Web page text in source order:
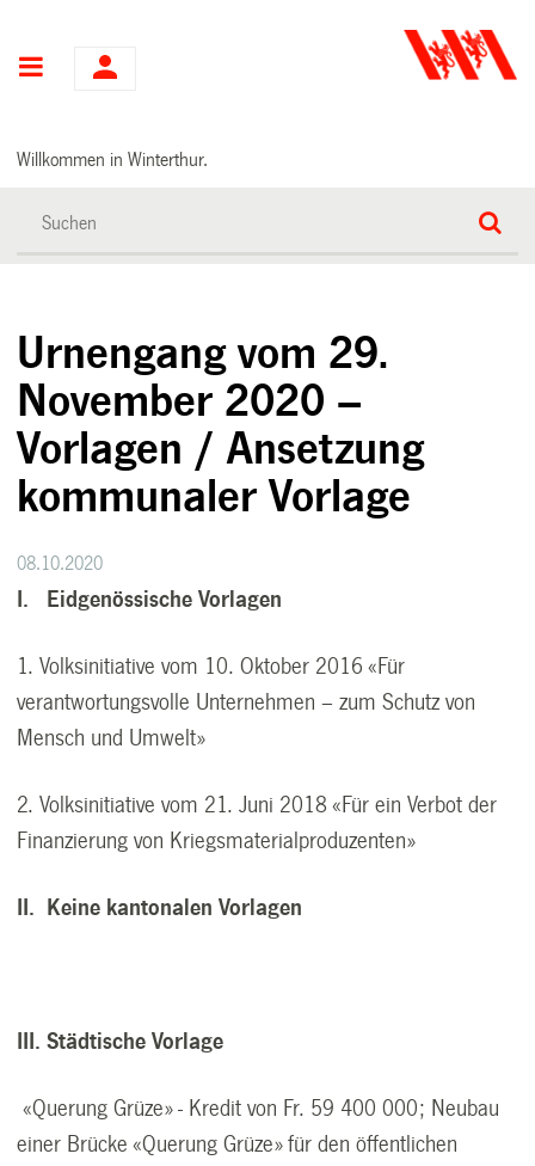
Hauptnavigation
Willkommen in Winterthur.
Urnengang vom 29.
November 2020 –
Vorlagen / Ansetzung
kommunaler Vorlage
08.10.2020
I. Eidgenössische Vorlagen
1. Volksinitiative vom 10. Oktober 2016 «Für
verantwortungsvolle Unternehmen – zum Schutz von
Mensch und Umwelt»
2. Volksinitiative vom 21. Juni 2018 «Für ein Verbot der
Finanzierung von Kriegsmaterialproduzenten»
II. Keine kantonalen Vorlagen
III. Städtische Vorlage
«Querung Grüze» - Kredit von Fr. 59 400 000; Neubau
einer Brücke «Querung Grüze» für den öffentlichen